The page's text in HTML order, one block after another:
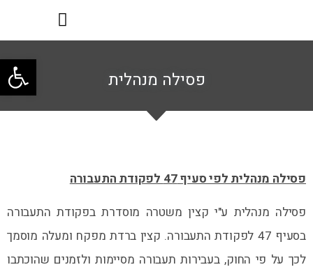
פסילה מנהלית
פסילה מנהלית לפי סעיף 47 לפקודת התעבורה
פסילה מנהלית ע"י קצין משטרה מוסדרת בפקודת התעבורה
בסעיף 47 לפקודת התעבורה. קצין ברדת מפקח ומעלה מוסמך
לכך על פי החוק, בעבירות תעבורה מסיימות ולזמנים שהוכתבו